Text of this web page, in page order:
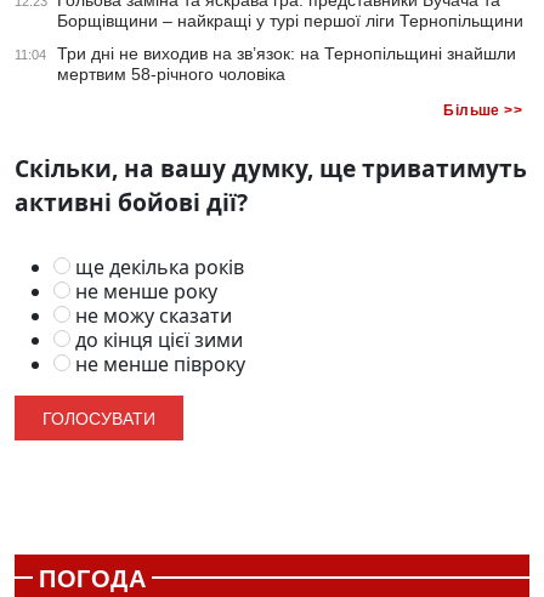
Борщівщини – найкращі у турі першої ліги Тернопільщини
11:04
Три дні не виходив на зв’язок: на Тернопільщині знайшли
мертвим 58-річного чоловіка
Більше >>
Скільки, на вашу думку, ще триватимуть
активні бойові дії?
ще декілька років
не менше року
не можу сказати
до кінця цієї зими
не менше півроку
ПОГОДА